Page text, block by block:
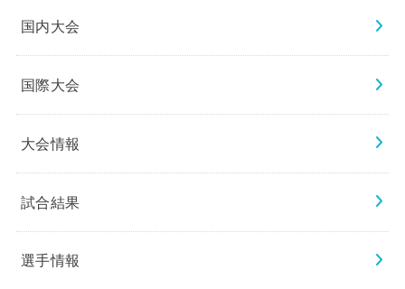
国内大会
国際大会
大会情報
試合結果
選手情報